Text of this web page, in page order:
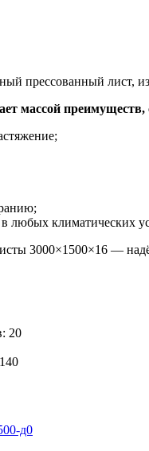
прессованный лист,
массой
любых климатических
3000×1500×16 —
20